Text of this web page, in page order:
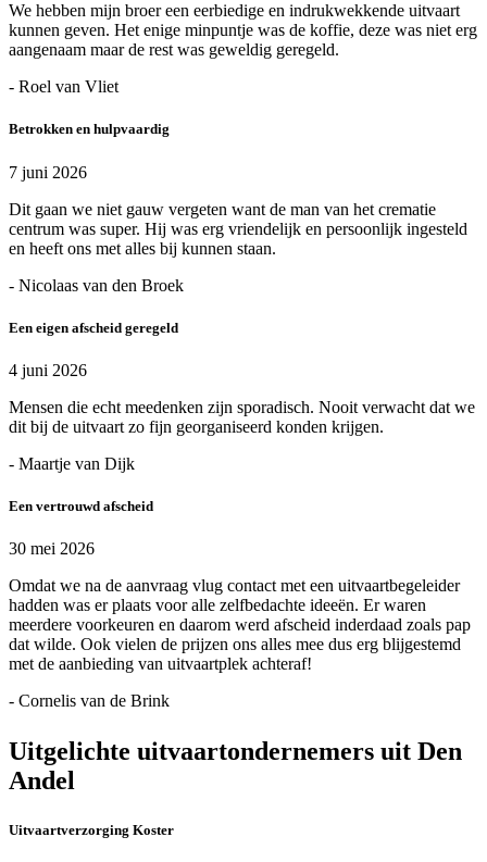
We hebben mijn broer een eerbiedige en indrukwekkende uitvaart
kunnen geven. Het enige minpuntje was de koffie, deze was niet erg
aangenaam maar de rest was geweldig geregeld.
- Roel van Vliet
Betrokken en hulpvaardig
7 juni 2026
Dit gaan we niet gauw vergeten want de man van het crematie
centrum was super. Hij was erg vriendelijk en persoonlijk ingesteld
en heeft ons met alles bij kunnen staan.
- Nicolaas van den Broek
Een eigen afscheid geregeld
4 juni 2026
Mensen die echt meedenken zijn sporadisch. Nooit verwacht dat we
dit bij de uitvaart zo fijn georganiseerd konden krijgen.
- Maartje van Dijk
Een vertrouwd afscheid
30 mei 2026
Omdat we na de aanvraag vlug contact met een uitvaartbegeleider
hadden was er plaats voor alle zelfbedachte ideeën. Er waren
meerdere voorkeuren en daarom werd afscheid inderdaad zoals pap
dat wilde. Ook vielen de prijzen ons alles mee dus erg blijgestemd
met de aanbieding van uitvaartplek achteraf!
- Cornelis van de Brink
Uitgelichte uitvaartondernemers uit Den
Andel
Uitvaartverzorging Koster